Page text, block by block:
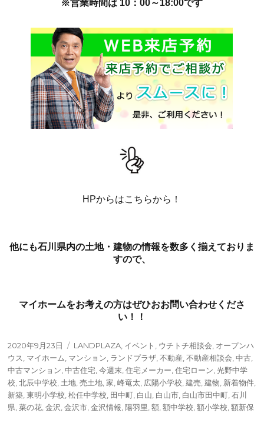
※営業時間は 10：00～18:00です
HPからはこちらから！
他にも石川県内の土地・建物の情報を数多く揃えておりま
すので、
マイホームをお考えの方はぜひおお問い合わせくださ
い！！
投
稿
日:
2020年9月23日
タ
グ
LANDPLAZA, イベント , ウチトチ相談会, オープンハ
ウス, マイホーム, マンション, ランドプラザ,不動産,不動産相談会,中古,
中古マンション,中古住宅,今週末,住宅メーカー,住宅ローン,光野中学
校,北辰中学校,土地,売土地,家,峰竜太, 広陽小学校,建売,建物, 新着物件,
新築,東明小学校,松任中学校, 田中町, 白山, 白山市, 白山市田中町,石川
県,菜の花,金沢,金沢市,金沢情報,陽羽里,額,額中学校,額小学校,額新保